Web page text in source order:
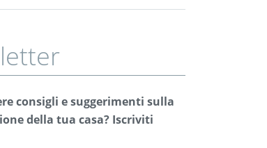
consigli e suggerimenti sulla
della tua casa? Iscriviti